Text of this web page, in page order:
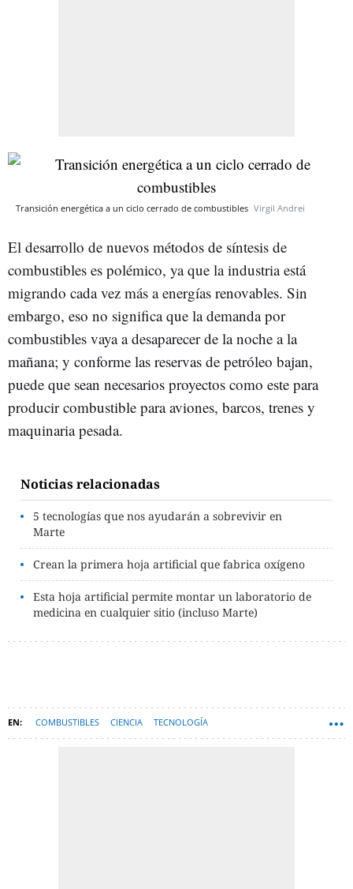
Transición energética a un ciclo cerrado de combustibles Virgil Andrei
El desarrollo de nuevos métodos de síntesis de
combustibles es polémico, ya que la industria está
migrando cada vez más a energías renovables. Sin
embargo, eso no significa que la demanda por
combustibles vaya a desaparecer de la noche a la
mañana; y conforme las reservas de petróleo bajan,
puede que sean necesarios proyectos como este para
producir combustible para aviones, barcos, trenes y
maquinaria pesada.
Noticias relacionadas
5 tecnologías que nos ayudarán a sobrevivir en
Marte
Crean la primera hoja artificial que fabrica oxígeno
Esta hoja artificial permite montar un laboratorio de
medicina en cualquier sitio (incluso Marte)
COMBUSTIBLES CIENCIA TECNOLOGÍA